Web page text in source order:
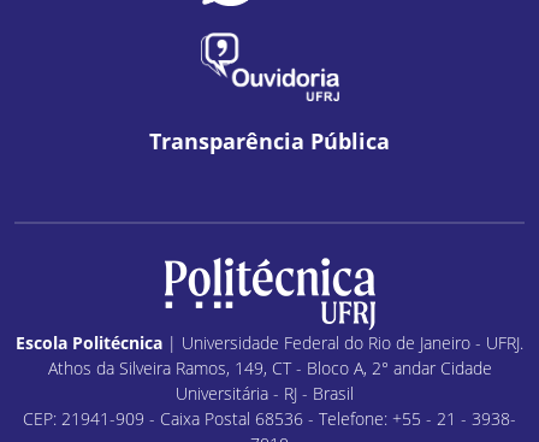
Transparência Pública
Escola Politécnica | Universidade Federal do Rio de Janeiro - UFRJ.
Athos da Silveira Ramos, 149, CT - Bloco A, 2° andar Cidade
Universitária - RJ - Brasil
CEP: 21941-909 - Caixa Postal 68536 - Telefone: +55 - 21 - 3938-